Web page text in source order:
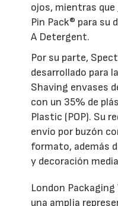
ojos, mientras
Pin Pack® para
A Detergent.
Por su parte,
desarrollado para
Shaving envases
con un 35% de
Plastic (POP). Su
envío por buzón
formato, además
y decoración
London
una amplia